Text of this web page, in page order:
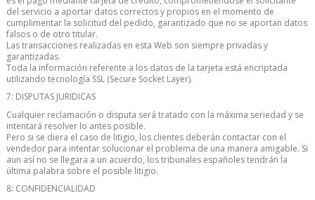
del servicio a aportar datos correctos y propios en el momento de
cumplimentar la solicitud del pedido, garantizado que no se aportan datos
falsos o de otro titular.
Las transacciones realizadas en esta Web son siempre privadas y
garantizadas.
Toda la información referente a los datos de la tarjeta está encriptada
utilizando tecnología SSL (Secure Socket Layer).
7: DISPUTAS JURIDICAS
Cualquier reclamación o disputa será tratado con la máxima seriedad y se
intentará resolver lo antes posible.
Pero si se diera el caso de litigio, los clientes deberán contactar con el
vendedor para intentar solucionar el problema de una manera amigable. Si
aun así no se llegara a un acuerdo, los tribunales españoles tendrán la
última palabra sobre el posible litigio.
8: CONFIDENCIALIDAD